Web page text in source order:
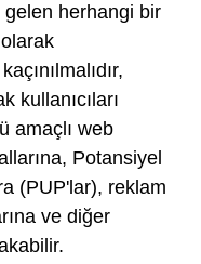
herhangi bir
kullanıcıları
amaçlı web
Potansiyel
(PUP'lar), reklam
ve diğer